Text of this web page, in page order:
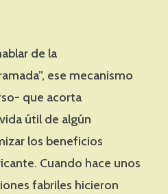
de la
ese mecanismo
que acorta
útil de algún
los beneficios
Cuando hace unos
fabriles hicieron